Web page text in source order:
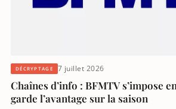
DÉCRYPTAGE 7 juillet 2026
Chaînes d’info : BFMTV s’impose
garde l’avantage sur la saison